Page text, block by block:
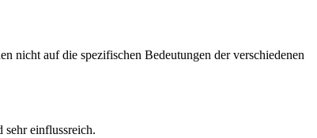
nicht auf die spezifischen Bedeutungen der verschiedenen
einflussreich.